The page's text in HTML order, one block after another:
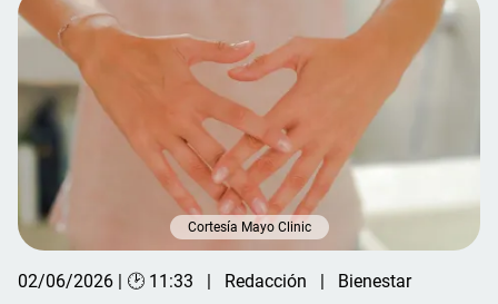
Cortesía Mayo Clinic
02/06/2026 | 🕑 11:33 Redacción Bienestar